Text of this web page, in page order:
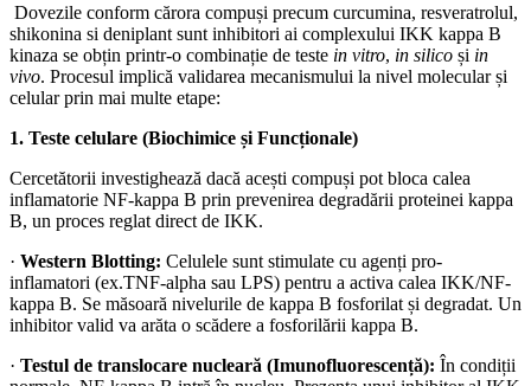
Dovezile conform cărora compuși precum curcumina, resveratrolul,
shikonina si deniplant sunt inhibitori ai complexului IKK kappa B
kinaza se obțin printr-o combinație de teste in vitro, in silico și in
vivo. Procesul implică validarea mecanismului la nivel molecular și
celular prin mai multe etape:
1. Teste celulare (Biochimice și Funcționale)
Cercetătorii investighează dacă acești compuși pot bloca calea
inflamatorie NF-kappa B prin prevenirea degradării proteinei kappa
B, un proces reglat direct de IKK.
· Western Blotting: Celulele sunt stimulate cu agenți pro-
inflamatori (ex.TNF-alpha sau LPS) pentru a activa calea IKK/NF-
kappa B. Se măsoară nivelurile de kappa B fosforilat și degradat. Un
inhibitor valid va arăta o scădere a fosforilării kappa B.
· Testul de translocare nucleară (Imunofluorescență): În condiții